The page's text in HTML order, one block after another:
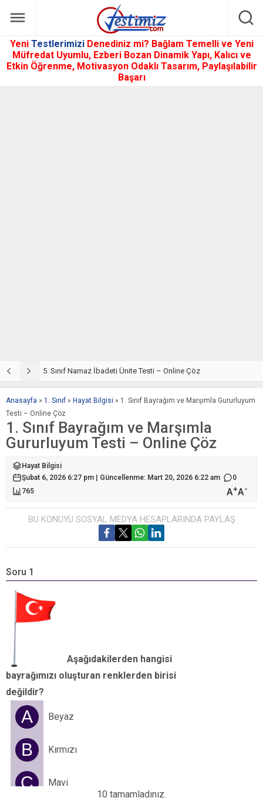
Yeni Testlerimizi Denediniz mi? Bağlam Temelli ve Yeni
Müfredat Uyumlu, Ezberi Bozan Dinamik Yapı, Kalıcı ve
Etkin Öğrenme, Motivasyon Odaklı Tasarım, Paylaşılabilir
Başarı
5. Sınıf Namaz İbadeti Ünite Testi – Online Çöz
Anasayfa » 1. Sınıf » Hayat Bilgisi » 1. Sınıf Bayrağım ve Marşımla Gururluyum
Testi – Online Çöz
1. Sınıf Bayrağım ve Marşımla
Gururluyum Testi – Online Çöz
Hayat Bilgisi
Şubat 6, 2026 6:27 pm | Güncellenme: Mart 20, 2026 6:22 am
0
765
A+A-
BU KONUYU SOSYAL MEDYA HESAPLARINDA PAYLAŞ
Soru 1
Aşağıdakilerden hangisi
bayrağımızı oluşturan renklerden birisi
değildir?
A Beyaz
B Kırmızı
C Mavi
10 tamamladınız.